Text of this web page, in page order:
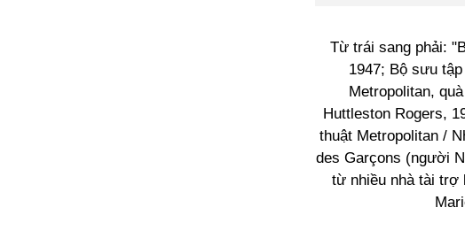
Từ trái sang phải:
1947; Bộ sưu
Metropolitan,
Huttleston Rogers,
thuật Metropolitan /
des Garçons (người
từ nhiều nhà tài trợ